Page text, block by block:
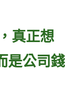
真正想
是公司錢